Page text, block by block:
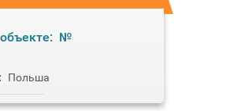
№
Польша